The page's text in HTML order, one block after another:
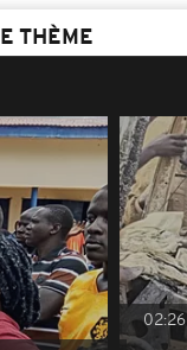
THÈME
02:26